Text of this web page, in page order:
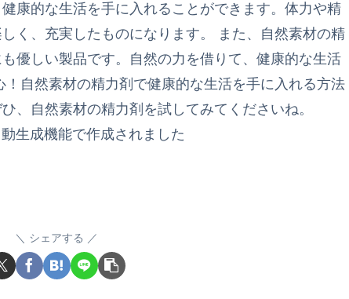
康的な生活を手に入れることができます。体力や精
く、充実したものになります。 また、自然素材の精
優しい製品です。自然の力を借りて、健康的な生活
自然素材の精力剤で健康的な生活を手に入れる方法
、自然素材の精力剤を試してみてくださいね。
生成機能で作成されました
シェアする